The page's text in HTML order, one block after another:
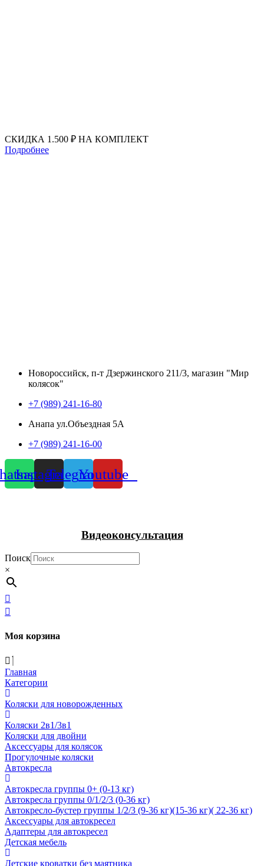
СКИДКА 1.500 ₽ НА КОМПЛЕКТ
Подробнее
Новороссийск, п-т Дзержинского 211/3, магазин "Мир
колясок"
+7 (989) 241-16-80
Анапа ул.Объездная 5А
+7 (989) 241-16-00
InstagramTelegramYoutube
Видеоконсультация
Поиск
×
Моя корзина
Главная
Категории
Коляски для новорожденных
Коляски 2в1/3в1
Коляски для двойни
Аксессуары для колясок
Прогулочные коляски
Автокресла
Автокресла группы 0+ (0-13 кг)
Автокресла группы 0/1/2/3 (0-36 кг)
Автокресло-бустер группы 1/2/3 (9-36 кг)(15-36 кг)( 22-36 кг)
Аксессуары для автокресел
Адаптеры для автокресел
Детская мебель
Детские кроватки без маятника